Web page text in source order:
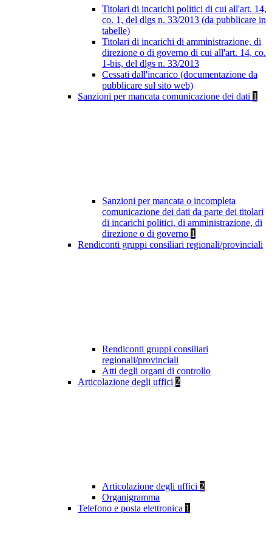
Titolari di incarichi politici di cui all'art. 14,
co. 1, del dlgs n. 33/2013 (da pubblicare in
tabelle)
Titolari di incarichi di amministrazione, di
direzione o di governo di cui all'art. 14, co.
1-bis, del dlgs n. 33/2013
Cessati dall'incarico (documentazione da
pubblicare sul sito web)
Sanzioni per mancata comunicazione dei dati 1
Sanzioni per mancata o incompleta
comunicazione dei dati da parte dei titolari
di incarichi politici, di amministrazione, di
direzione o di governo 1
Rendiconti gruppi consiliari regionali/provinciali
Rendiconti gruppi consiliari
regionali/provinciali
Atti degli organi di controllo
Articolazione degli uffici 2
Articolazione degli uffici 2
Organigramma
Telefono e posta elettronica 1